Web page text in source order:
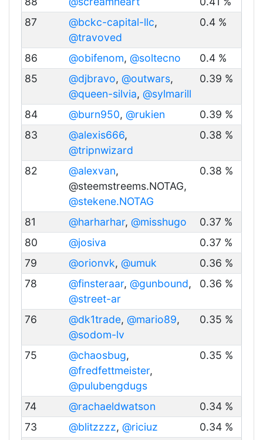
87
@bckc-capital-llc,
@travoved
0.4 %
86 @obifenom, @soltecno
0.4 %
85
@djbravo, @outwars,
@queen-silvia, @sylmarill
0.39 %
84 @burn950, @rukien
0.39 %
83
@alexis666,
@tripnwizard
0.38 %
82 @alexvan,
@steemstreems.NOTAG,
@stekene.NOTAG
0.38 %
81 @harharhar, @misshugo
0.37 %
80
@josiva
0.37 %
79
@orionvk, @umuk
0.36 %
78
@finsteraar, @gunbound,
@street-ar
0.36 %
76 @dk1trade, @mario89,
@sodom-lv
0.35 %
75 @chaosbug,
@fredfettmeister,
@pulubengdugs
0.35 %
74 @rachaeldwatson
0.34 %
73
@blitzzzz, @riciuz
0.34 %